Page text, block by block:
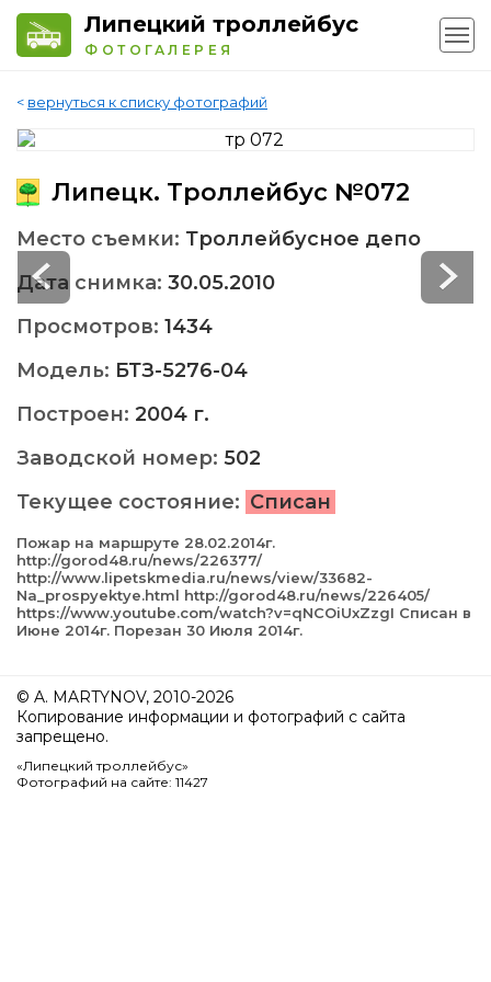
Липецкий троллейбус
ФОТОГАЛЕРЕЯ
< вернуться к списку фотографий
Липецк. Троллейбус №072
Место съемки: Троллейбусное депо
Дата снимка: 30.05.2010
Просмотров: 1434
Модель: БТЗ-5276-04
Построен: 2004 г.
Заводской номер: 502
Текущее состояние: Списан
Пожар на маршруте 28.02.2014г.
http://gorod48.ru/news/226377/
http://www.lipetskmedia.ru/news/view/33682-
Na_prospyektye.html http://gorod48.ru/news/226405/
https://www.youtube.com/watch?v=qNCOiUxZzgI Списан в
Июне 2014г. Порезан 30 Июля 2014г.
© A. MARTYNOV, 2010-2026
Копирование информации и фотографий с сайта
запрещено.
«Липецкий троллейбус»
Фотографий на сайте: 11427